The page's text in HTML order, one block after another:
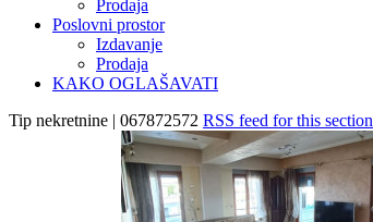
Prodaja
Poslovni prostor
Izdavanje
Prodaja
KAKO OGLAŠAVATI
Tip nekretnine | 067872572 RSS feed for this section